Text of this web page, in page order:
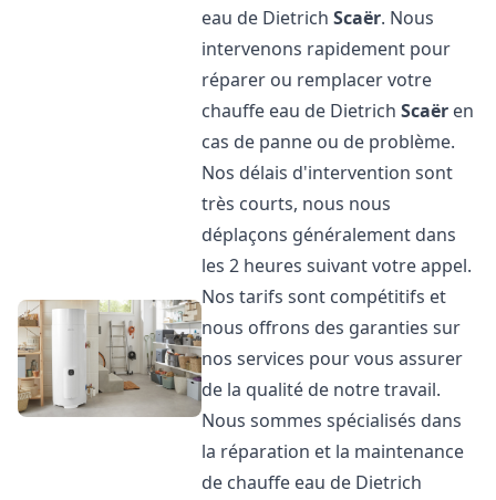
eau de DietrichScaër. Nous
intervenons rapidement pour
réparer ou remplacer votre
chauffe eau de DietrichScaër en
cas de panne ou de problème.
Nos délais d'intervention sont
très courts, nous nous
déplaçons généralement dans
les 2 heures suivant votre appel.
Nos tarifs sont compétitifs et
nous offrons des garanties sur
nos services pour vous assurer
de la qualité de notre travail.
Nous sommes spécialisés dans
la réparation et la maintenance
de chauffe eau de Dietrich